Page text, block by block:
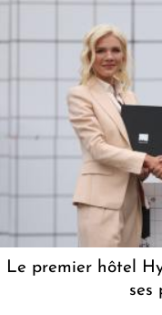
Le premier hôtel
ses